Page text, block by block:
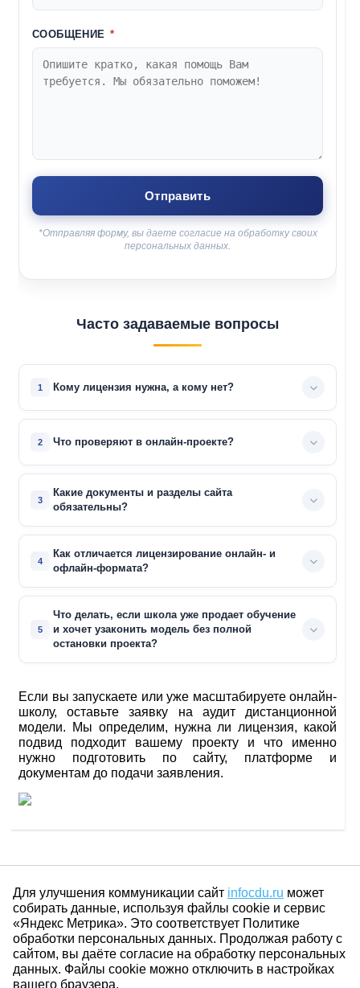
СООБЩЕНИЕ *
*Отправляя форму, вы даете согласие на обработку своих
персональных данных.
Часто задаваемые вопросы
Кому лицензия нужна, а кому нет?
Что проверяют в онлайн-проекте?
Какие документы и разделы сайта
обязательны?
Как отличается лицензирование онлайн- и
офлайн-формата?
Что делать, если школа уже продает обучение
и хочет узаконить модель без полной
остановки проекта?
Если вы запускаете или уже масштабируете онлайн-
школу, оставьте заявку на аудит дистанционной
модели. Мы определим, нужна ли лицензия, какой
подвид подходит вашему проекту и что именно
нужно подготовить по сайту, платформе и
документам до подачи заявления.
Для улучшения коммуникации сайт infocdu.ru может
собирать данные, используя файлы cookie и сервис
«Яндекс Метрика». Это соответствует Политике
обработки персональных данных. Продолжая работу с
сайтом, вы даёте согласие на обработку персональных
данных. Файлы cookie можно отключить в настройках
вашего браузера.